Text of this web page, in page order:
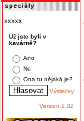
xxxxx
Už jste byli v
kavárně?
Ano
Ne
Ona tu nějaká je?
Výsledky
Version 2.02